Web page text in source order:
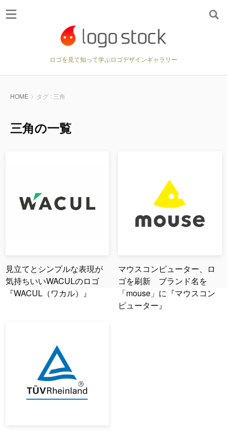
ロゴを見て知って学ぶロゴデザインギャラリー
HOME タグ : 三角
三角の一覧
見立てとシンプルな表現が
気持ちいいWACULのロゴ
『WACUL（ワカル）』
マウスコンピューター、ロ
ゴを刷新 ブランド名を
「mouse」に『マウスコン
ピューター』